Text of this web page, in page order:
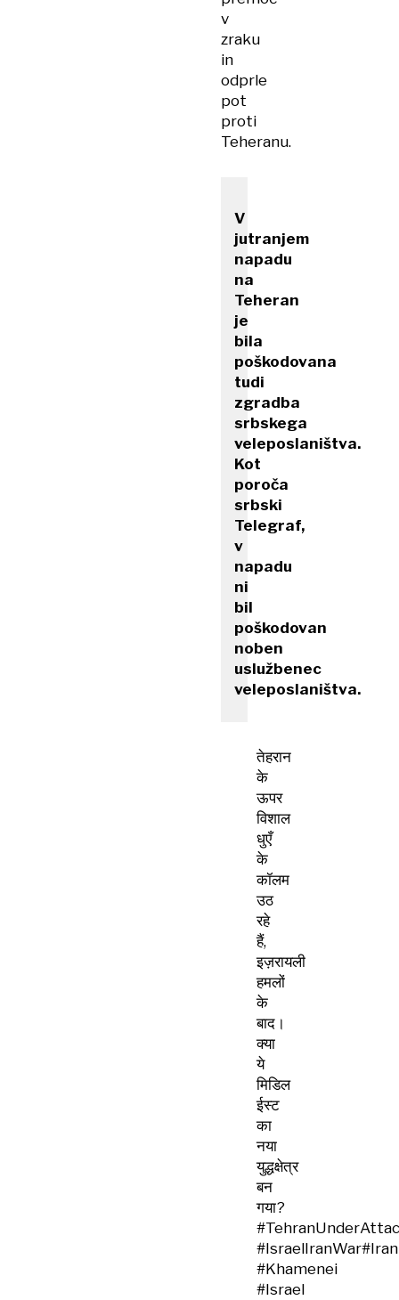
v
zraku
in
odprle
pot
proti
Teheranu.
V
jutranjem
napadu
na
Teheran
je
bila
poškodovana
tudi
zgradba
srbskega
veleposlaništva.
Kot
poroča
srbski
Telegraf,
v
napadu
ni
bil
poškodovan
noben
uslužbenec
veleposlaništva.
तेहरान
के
ऊपर
विशाल
धुएँ
के
कॉलम
उठ
रहे
हैं,
इज़रायली
हमलों
के
बाद।
क्या
ये
मिडिल
ईस्ट
का
नया
युद्धक्षेत्र
बन
गया?
#IsraelIranWar#Iran
#Khamenei
#Israel